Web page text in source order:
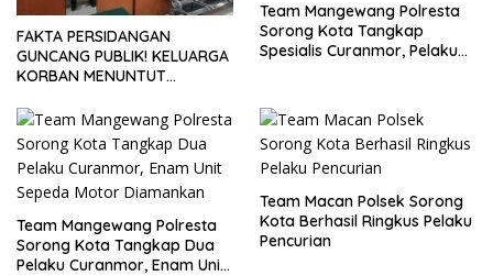
FAKTA PERSIDANGAN
GUNCANG PUBLIK! KELUARGA
KORBAN MENUNTUT
TUNTUTAN DITUNDA
Team Mangewang Polresta
Sorong Kota Tangkap
Spesialis Curanmor, Pelaku
Team Mangewang Polresta
Sorong Kota Tangkap Dua
Pelaku Curanmor, Enam Unit
Team Macan Polsek Sorong
Kota Berhasil Ringkus Pelaku
Pencurian